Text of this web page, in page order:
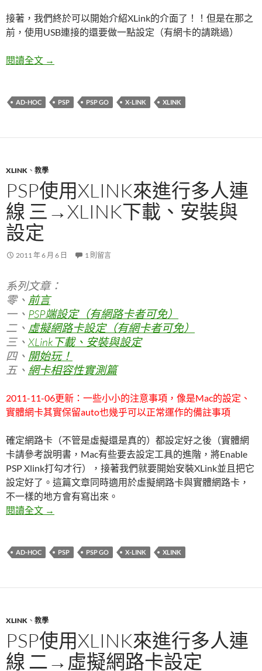
接著，我們終於可以開始介紹XLink的介面了！！但是在那之
前，使用USB連接的還要做一點設定（有網卡的請跳過）
閱讀全文 PSP使用XLink來進行多人連線 四→開始玩！
→
AD-HOC PSP PSP GO X-LINK XLINK
XLINK 、 教學
PSP使用XLINK來進行多人連
線 三→XLINK下載、安裝與
設定
2011 年 6 月 6 日 1 則留言
系列文章：
零、 前言
一、 PSP端設定（有網路卡者可免）
二、 虛擬網路卡設定（有網卡者可免）
三、XLink下載、安裝與設定
四、 開始玩！
五、 網卡相容性實測篇
2011-11-06更新：一些小小的注意事項，像是Mac的設定、
實體網卡其實保留auto也幾乎可以正常運作的備註事項
確定網路卡（不管是虛擬還是真的）都設定好之後（實體網
卡請參考說明書，Mac有些要去設定工具的進階，將Enable
PSP Xlink打勾才行），接著我們就要開始安裝XLink並且把它
設定好了。這篇文章同時適用於虛擬網路卡與實體網路卡，
不一樣的地方會有寫出來。
閱讀全文 PSP使用XLink來進行多人連線 三→XLink下載、安裝
→
AD-HOC PSP PSP GO X-LINK XLINK
XLINK 、 教學
PSP使用XLINK來進行多人連
線 二→虛擬網路卡設定